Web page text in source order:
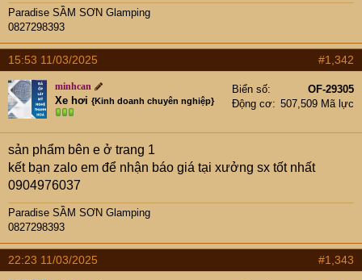
Paradise SẦM SƠN Glamping
0827298393
15:53 11/03/2025 #1,342
minhcan
Xe hơi {Kinh doanh chuyên nghiệp}
Biển số
OF-29305
Động cơ
507,509 Mã lực
sản phẩm bên e ở trang 1
kết bạn zalo em để nhận báo giá tại xưởng sx tốt nhất
0904976037
Paradise SẦM SƠN Glamping
0827298393
22:23 11/03/2025 #1,343